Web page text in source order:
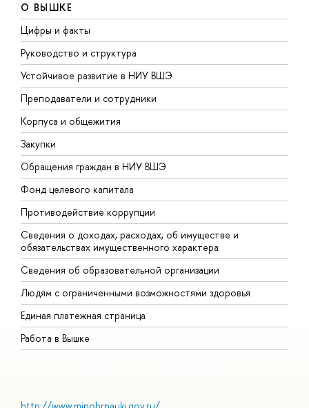
О ВЫШКЕ
Цифры и факты
Руководство и структура
Устойчивое развитие в НИУ ВШЭ
Преподаватели и сотрудники
Корпуса и общежития
Закупки
Обращения граждан в НИУ ВШЭ
Фонд целевого капитала
Противодействие коррупции
Сведения о доходах, расходах, об имуществе и
обязательствах имущественного характера
Сведения об образовательной организации
Людям с ограниченными возможностями здоровья
Единая платежная страница
Работа в Вышке